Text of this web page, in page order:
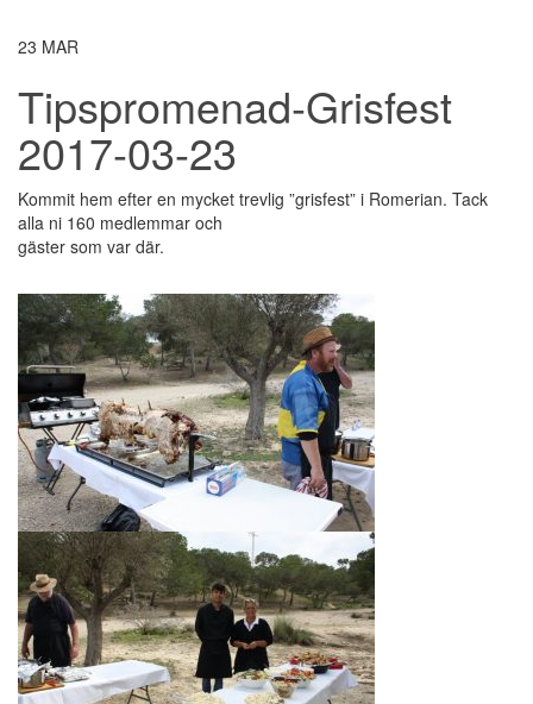
23 MAR
Tipspromenad-Grisfest
2017-03-23
Kommit hem efter en mycket trevlig ”grisfest” i Romerian. Tack
alla ni 160 medlemmar och
gäster som var där.